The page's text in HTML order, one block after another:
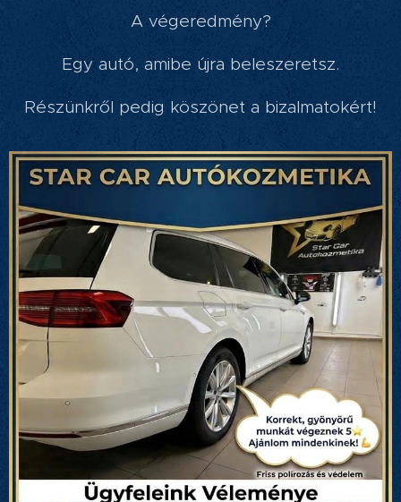
A végeredmény?
Egy autó, amibe újra beleszeretsz.
Részünkről pedig köszönet a bizalmatokért!